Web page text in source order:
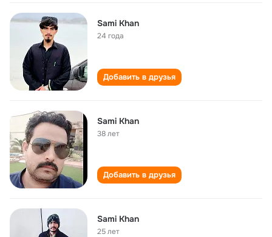
Sami Khan
24 года
Добавить в друзья
Sami Khan
38 лет
Добавить в друзья
Sami Khan
25 лет